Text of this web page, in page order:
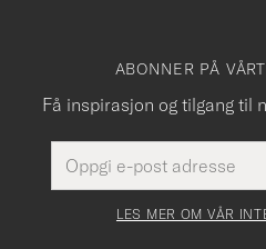
ABONNER PÅ
Få inspirasjon og tilgang til
postadresse
Dette
felt
LES MER OM VÅR